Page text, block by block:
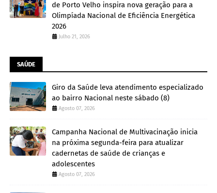
de Porto Velho inspira nova geração para a
Olimpíada Nacional de Eficiência Energética
2026
Julho 21, 2026
SAÚDE
Giro da Saúde leva atendimento especializado
ao bairro Nacional neste sábado (8)
Agosto 07, 2026
Campanha Nacional de Multivacinação inicia
na próxima segunda-feira para atualizar
cadernetas de saúde de crianças e
adolescentes
Agosto 07, 2026